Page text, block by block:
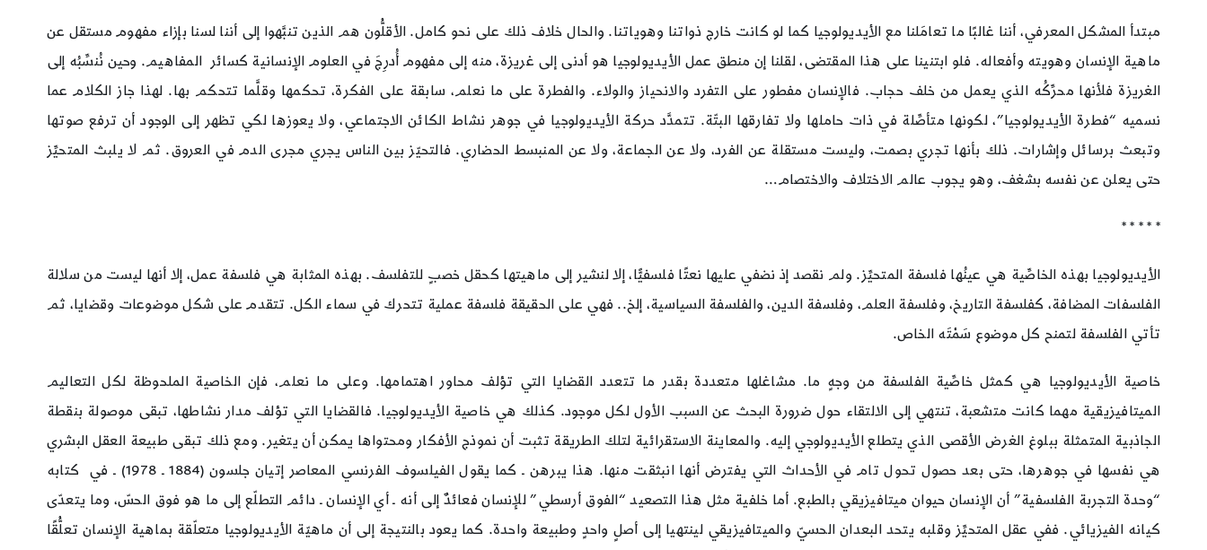
مبتدأ المشكل المعرفي، أننا غالبًا ما تعامَلنا مع الأيديولوجيا كما لو كانت خارج ذواتنا وهوياتنا. والحال خلاف ذلك على نحو كامل. الأقلُّون هم الذين تنبَّهوا إلى أننا لسنا بإزاء مفهوم مستقل عن
ماهية الإنسان وهويته وأفعاله. فلو ابتنينا على هذا المقتضى، لقلنا إن منطق عمل الأيديولوجيا هو أدنى إلى غريزة، منه إلى مفهوم أُدرِجَ في العلوم الإنسانية كسائر المفاهيم. وحين نُنسِّبُه إلى
الغريزة فلأنها محرِّكُه الذي يعمل من خلف حجاب. فالإنسان مفطور على التفرد والانحياز والولاء. والفطرة على ما نعلم، سابقة على الفكرة، تحكمها وقلَّما تتحكم بها. لهذا جاز الكلام عما
نسميه “فطرة الأيديولوجيا”، لكونها متأصِّلة في ذات حاملها ولا تفارقها البتّة. تتمدَّد حركة الأيديولوجيا في جوهر نشاط الكائن الاجتماعي، ولا يعوزها لكي تظهر إلى الوجود أن ترفع صوتها
وتبعث برسائل وإشارات. ذلك بأنها تجري بصمت، وليست مستقلة عن الفرد، ولا عن الجماعة، ولا عن المنبسط الحضاري. فالتحيّز بين الناس يجري مجرى الدم في العروق. ثم لا يلبث المتحيِّز
حتى يعلن عن نفسه بشغف، وهو يجوب عالم الاختلاف والاختصام…
* * * * *
الأيديولوجيا بهذه الخاصِّية هي عينُها فلسفة المتحيِّز. ولم نقصد إذ نضفي عليها نعتًا فلسفيًّا، إلا لنشير إلى ماهيتها كحقل خصبٍ للتفلسف. بهذه المثابة هي فلسفة عمل، إلا أنها ليست من سلالة
الفلسفات المضافة، كفلسفة التاريخ، وفلسفة العلم، وفلسفة الدين، والفلسفة السياسية، إلخ.. فهي على الحقيقة فلسفة عملية تتحرك في سماء الكل. تتقدم على شكل موضوعات وقضايا، ثم
تأتي الفلسفة لتمنح كل موضوع سَمْتَه الخاص.
خاصية الأيديولوجيا هي كمثل خاصِّية الفلسفة من وجهٍ ما. مشاغلها متعددة بقدر ما تتعدد القضايا التي تؤلف محاور اهتمامها. وعلى ما نعلم، فإن الخاصية الملحوظة لكل التعاليم
الميتافيزيقية مهما كانت متشعبة، تنتهي إلى الالتقاء حول ضرورة البحث عن السبب الأول لكل موجود. كذلك هي خاصية الأيديولوجيا. فالقضايا التي تؤلف مدار نشاطها، تبقى موصولة بنقطة
الجاذبية المتمثلة ببلوغ الغرض الأقصى الذي يتطلع الأيديولوجي إليه. والمعاينة الاستقرائية لتلك الطريقة تثبت أن نموذج الأفكار ومحتواها يمكن أن يتغير. ومع ذلك تبقى طبيعة العقل البشري
هي نفسها في جوهرها، حتى بعد حصول تحول تام في الأحداث التي يفترض أنها انبثقت منها. هذا يبرهن ـ كما يقول الفيلسوف الفرنسي المعاصر إتيان جلسون (1884 ـ 1978) ـ في كتابه
“وحدة التجربة الفلسفية” أن الإنسان حيوان ميتافيزيقي بالطبع. أما خلفية مثل هذا التصعيد “الفوق أرسطي” للإنسان فعائدٌ إلى أنه ـ أي الإنسان ـ دائم التطلّع إلى ما هو فوق الحسّ، وما يتعدّى
كيانه الفيزيائي. ففي عقل المتحيِّز وقلبه يتحد البعدان الحسيّ والميتافيزيقي لينتهيا إلى أصلٍ واحدٍ وطبيعة واحدة. كما يعود بالنتيجة إلى أن ماهيّة الأيديولوجيا متعلّقة بماهية الإنسان تعلُّقًا